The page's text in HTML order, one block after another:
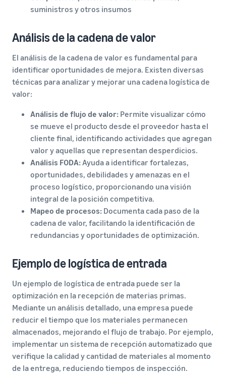
suministros y otros insumos
Análisis de la cadena de valor
El análisis de la cadena de valor es fundamental para
identificar oportunidades de mejora. Existen diversas
técnicas para analizar y mejorar una cadena logística de
valor:
Análisis de flujo de valor: Permite visualizar cómo
se mueve el producto desde el proveedor hasta el
cliente final, identificando actividades que agregan
valor y aquellas que representan desperdicios.
Análisis FODA:Ayuda a identificar fortalezas,
oportunidades, debilidades y amenazas en el
proceso logístico, proporcionando una visión
integral de la posición competitiva.
Mapeo de procesos: Documenta cada paso de la
cadena de valor, facilitando la identificación de
redundancias y oportunidades de optimización.
Ejemplo de logística de entrada
Un ejemplo de logística de entrada puede ser la
optimización en la recepción de materias primas.
Mediante un análisis detallado, una empresa puede
reducir el tiempo que los materiales permanecen
almacenados, mejorando el flujo de trabajo. Por ejemplo,
implementar un sistema de recepción automatizado que
verifique la calidad y cantidad de materiales al momento
de la entrega, reduciendo tiempos de inspección.